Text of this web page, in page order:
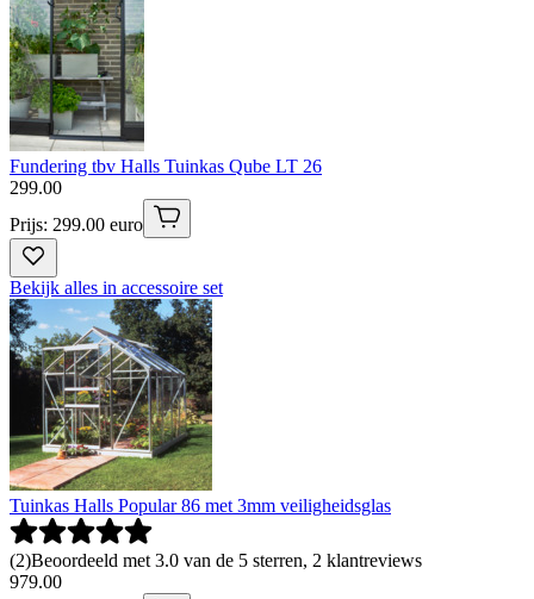
Fundering tbv Halls Tuinkas Qube LT 26
299.00
Prijs: 299.00 euro
Bekijk alles in accessoire set
Tuinkas Halls Popular 86 met 3mm veiligheidsglas
(2)Beoordeeld met 3.0 van de 5 sterren, 2 klantreviews
979.00